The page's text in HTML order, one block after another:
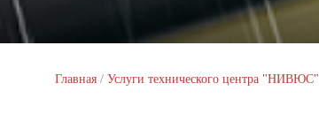
Главная / Услуги технического центра "НИВЮС"